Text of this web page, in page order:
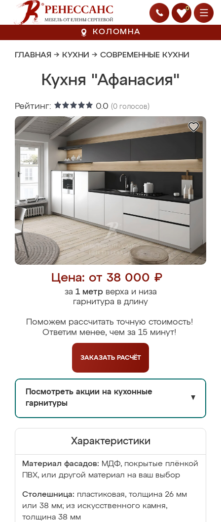
0
КОЛОМНА
ГЛАВНАЯ → КУХНИ → СОВРЕМЕННЫЕ КУХНИ
Кухня "Афанасия"
Рейтинг: 0.0 (0 голосов)
Цена: от 38 000 ₽
за 1 метрверха и низа
гарнитура в длину
Поможем рассчитать точную стоимость!
Ответим менее, чем за 15 минут!
ЗАКАЗАТЬ РАСЧЁТ
Посмотреть акции на кухонные
гарнитуры
▼
Характеристики
Материал фасадов: МДФ, покрытые плёнкой
ПВХ, или другой материал на ваш выбор
Столешница: пластиковая, толщина 26 мм
или 38 мм; из искусственного камня,
толщина 38 мм